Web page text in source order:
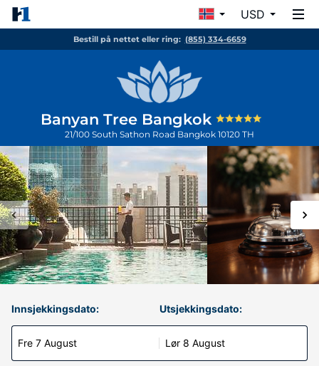
USD
Bestill på nettet eller ring: (855) 334-6659
Banyan Tree Bangkok
21/100 South Sathon Road Bangkok 10120 TH
Innsjekkingsdato:
Fre 7 August
Utsjekkingsdato:
Lør 8 August